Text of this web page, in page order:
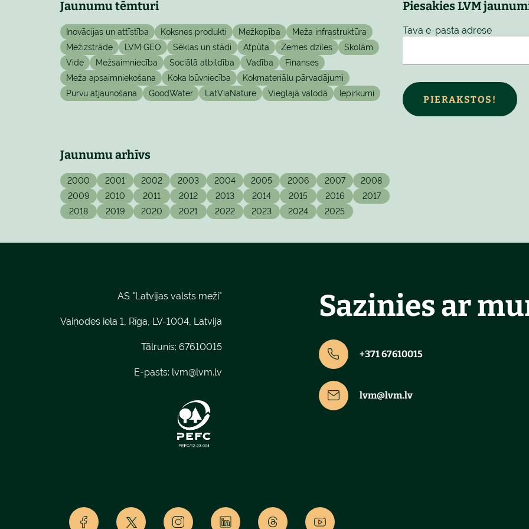
Jaunumu tēmturi
Inovācijas un attīstība Koksnes produkti Mežkopība
Meža infrastruktūra
Mežizstrāde
LVM GEO Sēklas un stādi Atpūta Zemes dzīles
Skolām
Vide
Mežsaimniecība Sociālā atbildība Vadība
Finanses
Meža apsaimniekošana
Koka būvniecība
Kokmateriālu pārvadājumi
Purvu atjaunošana
GoodWater LatViaNature Vieglajā valodā Iepirkumi
Piesakies LVM
Tava e-pasta adrese
PIERAKSTOS!
Jaunumu arhīvs
2000 2001 2002 2003 2004 2005 2006 2007
2008
2009
2010 2011 2012 2013 2014 2015 2016
2017
2018
2019 2020 2021 2022 2023 2024 2025
AS "Latvijas valsts meži"
Vaiņodes iela 1, Rīga, LV-1004, Latvija
Tālrunis: 67610015
E-pasts: lvm@lvm.lv
Sazinies ar
+371 67610015
lvm@lvm.lv